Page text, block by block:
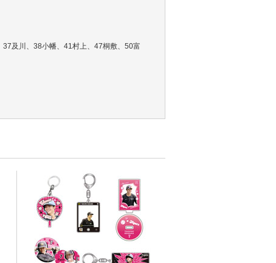
及川、38小幡、41村上、47桐敷、50富